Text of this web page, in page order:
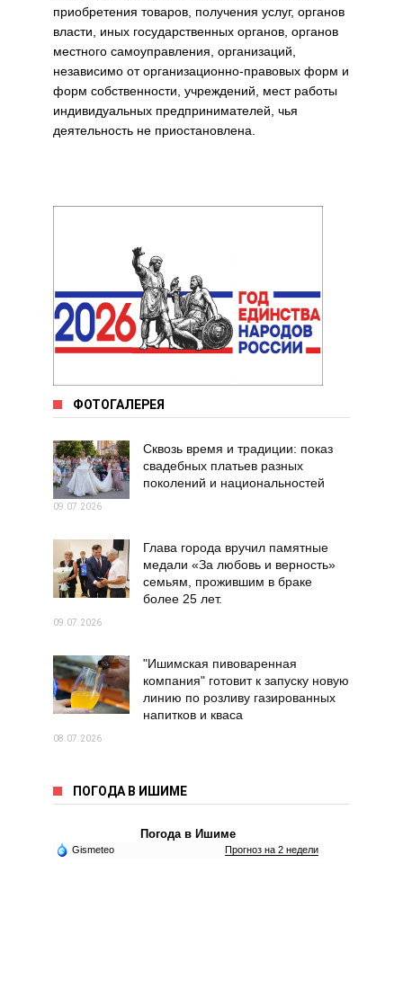
приобретения товаров, получения услуг, органов
власти, иных государственных органов, органов
местного самоуправления, организаций,
независимо от организационно-правовых форм и
форм собственности, учреждений, мест работы
индивидуальных предпринимателей, чья
деятельность не приостановлена.
ФОТОГАЛЕРЕЯ
Сквозь время и традиции: показ
свадебных платьев разных
поколений и национальностей
09.07.2026
Глава города вручил памятные
медали «За любовь и верность»
семьям, прожившим в браке
более 25 лет.
09.07.2026
"Ишимская пивоваренная
компания" готовит к запуску новую
линию по розливу газированных
напитков и кваса
08.07.2026
ПОГОДА В ИШИМЕ
Погода в Ишиме
Gismeteo Прогноз на 2 недели